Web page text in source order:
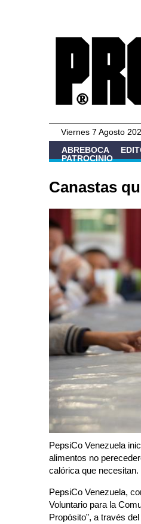
Viernes 7 Agosto
ABREBOCA
PATROCINIO
Canastas
PepsiCo Venezuela
alimentos no
calórica que necesitan.
PepsiCo Venezuela,
Voluntario para la
Propósito”, a través